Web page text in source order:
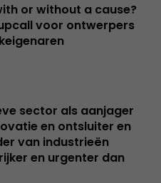
or without a cause?
voor ontwerpers
sector als aanjager
en ontsluiter en
van industrieën
en urgenter dan